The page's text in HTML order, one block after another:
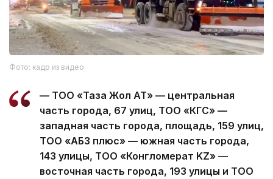
Фото: кадр из видео
— ТОО «Таза Жол АТ» — центральная
часть города, 67 улиц, ТОО «КГС» —
западная часть города, площадь, 159 улиц,
ТОО «АБЗ плюс» — южная часть города,
143 улицы, ТОО «Конгломерат KZ» —
восточная часть города, 193 улицы и ТОО